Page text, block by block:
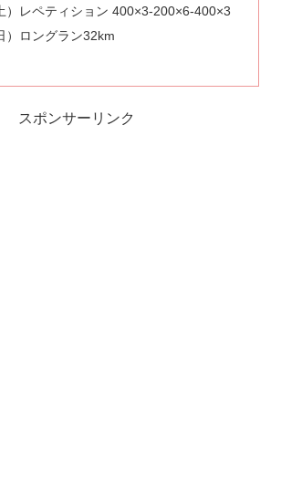
）レペティション 400×3-200×6-400×3
）ロングラン32km
スポンサーリンク